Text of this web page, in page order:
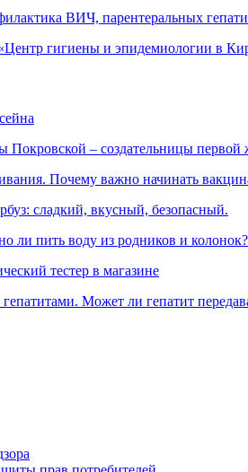
ВИЧ, парентеральных
гигиены и эпидемиологии в
– создательницы
Почему важно начинать
сладкий, вкусный, безопасный.
ли пить воду из родников и колонок?
тестер в магазине
Может ли гепатит